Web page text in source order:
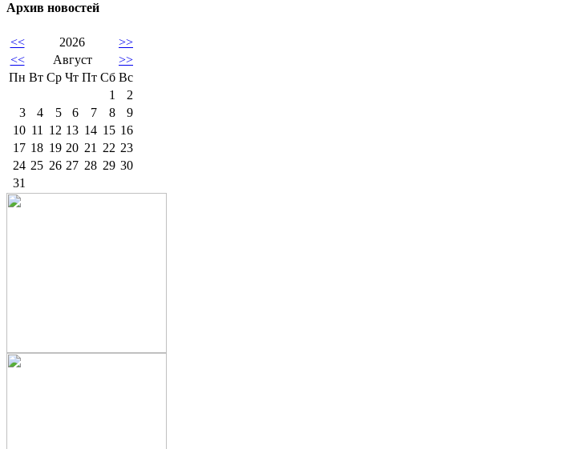
Архив новостей
<< 2026
>>
<<
Август
>>
Пн Вт Ср Чт Пт Сб Вс
1
2
3
4 5 6 7 8
9
10 11 12 13 14 15 16
17 18 19 20 21 22 23
24 25 26 27 28 29 30
31